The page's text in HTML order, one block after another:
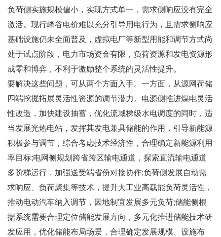
负荷侧实施规模偏小，实现方式单一，需求侧响应没有完全
激活。现行峰谷电价难以充分引导用电行为，且需求侧响应
基础设施仍未全面普及，虚拟电厂等新型用能和调节方式尚
处于试点阶段，电力市场资金有限，负荷资源和发电资源形
成零和博弈，不利于激励整个系统的灵活性提升。
要解决这些问题，可从两个方面入手。一方面，从源网荷储
四端挖掘拓展灵活性资源的调节潜力。电源侧推进煤电灵活
性改造，加快建设抽蓄，优化流域梯级水电调度的同时，适
当发展光热电站，发挥其发电兼具储能的作用，引导新能源
积极参与调节，综合考虑技术经济性，合理确定新能源利用
率目标;电网侧规划跨省跨区输电通道，探索直流输电通道
多阶梯运行，加强送受端省份对接协作;负荷侧发展自动需
求响应、负荷聚集等技术，提升大工业高载能负荷灵活性，
推动电动汽车纳入调节，因地制宜发展多元负荷;储能侧根
据系统需要合理定位储能发展方向，多元化推进储能技术研
发应用，优化储能布局场景，合理确定发展规模、设施布